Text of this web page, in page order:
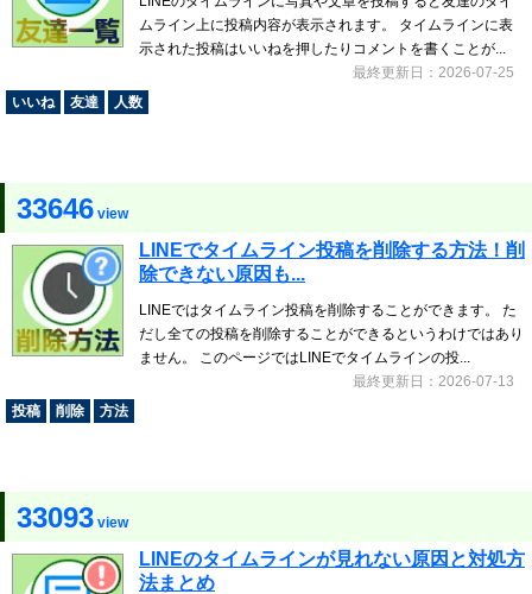
ムライン上に投稿内容が表示されます。 タイムラインに表
示された投稿はいいねを押したりコメントを書くことが...
最終更新日：2026-07-25
いいね
友達 人数
33646 view
LINEでタイムライン投稿を削除する方法！削
除できない原因も...
LINEではタイムライン投稿を削除することができます。 た
だし全ての投稿を削除することができるというわけではあり
ません。 このページではLINEでタイムラインの投...
最終更新日：2026-07-13
投稿
削除 方法
33093 view
LINEのタイムラインが見れない原因と対処方
法まとめ